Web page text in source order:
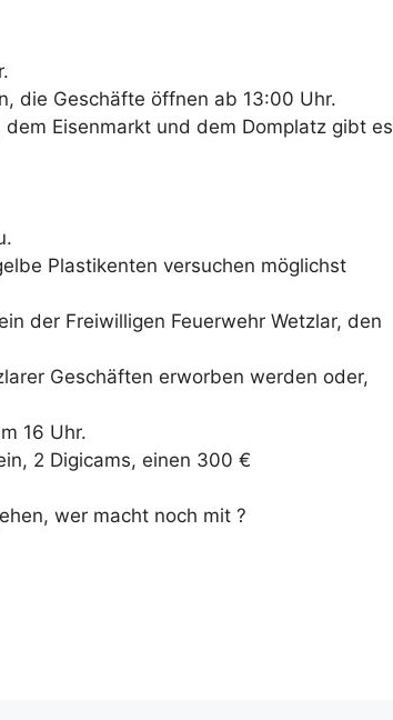
die Geschäfte öffnen ab 13:00 Uhr.
Eisenmarkt und dem Domplatz gibt es
Plastikenten versuchen möglichst
der Freiwilligen Feuerwehr Wetzlar, den
Geschäften erworben werden oder,
16 Uhr.
2 Digicams, einen 300 €
wer macht noch mit ?